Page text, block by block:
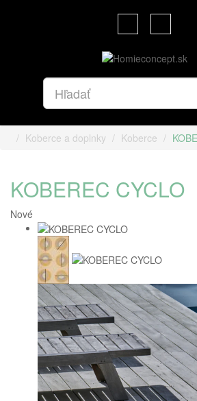
Koberce a doplnky Koberce
KOBEREC CYCLO
Nové